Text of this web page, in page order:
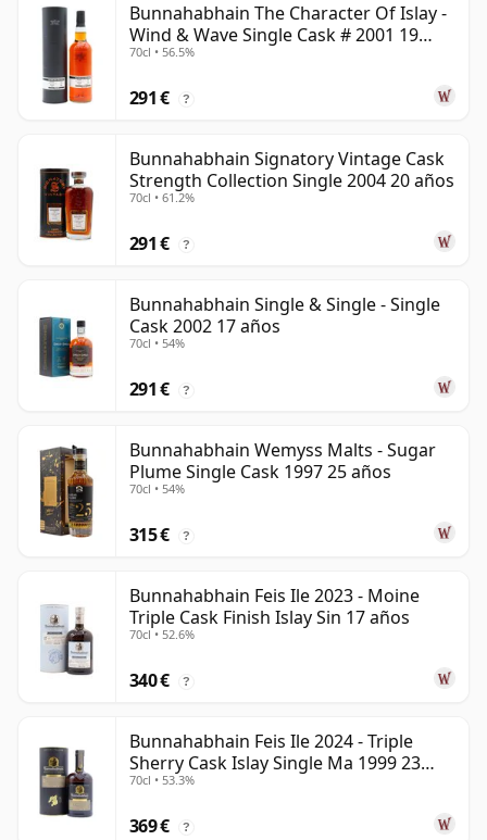
Bunnahabhain The Character Of Islay -
Wind & Wave Single Cask # 2001 19
años
70cl • 56.5%
291 € ?
Bunnahabhain Signatory Vintage Cask
Strength Collection Single 2004 20 años
70cl • 61.2%
291 € ?
Bunnahabhain Single & Single - Single
Cask 2002 17 años
70cl • 54%
291 € ?
Bunnahabhain Wemyss Malts - Sugar
Plume Single Cask 1997 25 años
70cl • 54%
315 € ?
Bunnahabhain Feis Ile 2023 - Moine
Triple Cask Finish Islay Sin 17 años
70cl • 52.6%
340 € ?
Bunnahabhain Feis Ile 2024 - Triple
Sherry Cask Islay Single Ma 1999 23
años
70cl • 53.3%
369 € ?